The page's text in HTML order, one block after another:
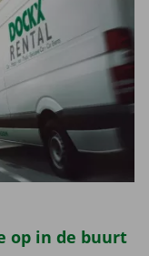
op in de buurt